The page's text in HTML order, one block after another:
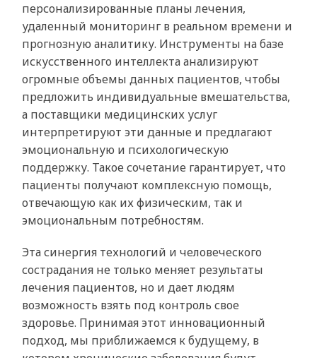
персонализированные планы лечения,
удаленный мониторинг в реальном времени и
прогнозную аналитику. Инструменты на базе
искусственного интеллекта анализируют
огромные объемы данных пациентов, чтобы
предложить индивидуальные вмешательства,
а поставщики медицинских услуг
интерпретируют эти данные и предлагают
эмоциональную и психологическую
поддержку. Такое сочетание гарантирует, что
пациенты получают комплексную помощь,
отвечающую как их физическим, так и
эмоциональным потребностям.
Эта синергия технологий и человеческого
сострадания не только меняет результаты
лечения пациентов, но и дает людям
возможность взять под контроль свое
здоровье. Принимая этот инновационный
подход, мы приближаемся к будущему, в